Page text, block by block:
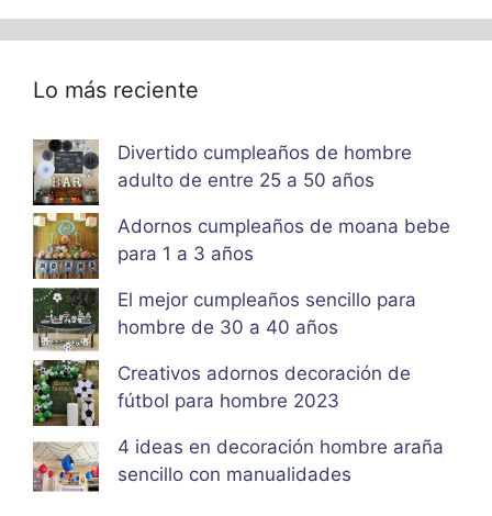
Lo más reciente
Divertido cumpleaños de hombre
adulto de entre 25 a 50 años
Adornos cumpleaños de moana bebe
para 1 a 3 años
El mejor cumpleaños sencillo para
hombre de 30 a 40 años
Creativos adornos decoración de
fútbol para hombre 2023
4 ideas en decoración hombre araña
sencillo con manualidades